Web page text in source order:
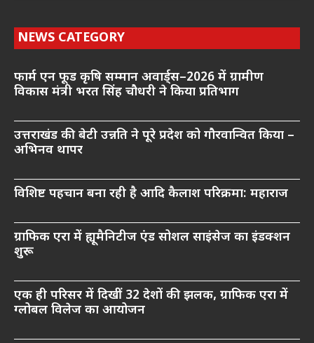
NEWS CATEGORY
फार्म एन फूड कृषि सम्मान अवार्ड्स–2026 में ग्रामीण
विकास मंत्री भरत सिंह चौधरी ने किया प्रतिभाग
उत्तराखंड की बेटी उन्नति ने पूरे प्रदेश को गौरवान्वित किया –
अभिनव थापर
विशिष्ट पहचान बना रही है आदि कैलाश परिक्रमा: महाराज
ग्राफिक एरा में ह्यूमैनिटीज एंड सोशल साइंसेज का इंडक्शन
शुरू
एक ही परिसर में दिखीं 32 देशों की झलक, ग्राफिक एरा में
ग्लोबल विलेज का आयोजन